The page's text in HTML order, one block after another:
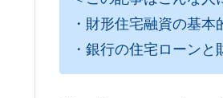
・財形住宅融資の基
・銀行の住宅ローン